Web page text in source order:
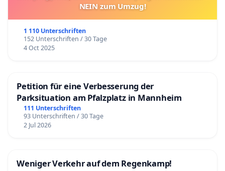
NEIN zum Umzug!
1 110 Unterschriften
152 Unterschriften / 30 Tage
4 Oct 2025
Petition für eine Verbesserung der
Parksituation am Pfalzplatz in Mannheim
111 Unterschriften
93 Unterschriften / 30 Tage
2 Jul 2026
Weniger Verkehr auf dem Regenkamp!